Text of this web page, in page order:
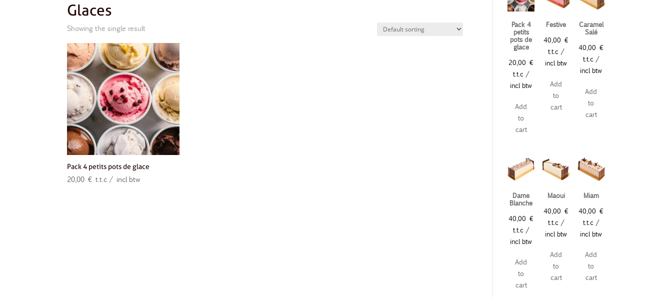
Glaces
Showing the single result
Pack 4 petits pots de glace
20,00€ t.t.c / incl btw
Pack 4
petits
pots de
glace
20,00€
t.t.c /
incl btw
Add
to
cart
Festive
40,00€
t.t.c /
incl btw
Add
to
cart
Caramel
Salé
40,00€
t.t.c /
incl btw
Add
to
cart
Dame
Blanche
40,00€
t.t.c /
incl btw
Add
to
cart
Maoui
40,00€
t.t.c /
incl btw
Add
to
cart
Miam
40,00€
t.t.c /
incl btw
Add
to
cart